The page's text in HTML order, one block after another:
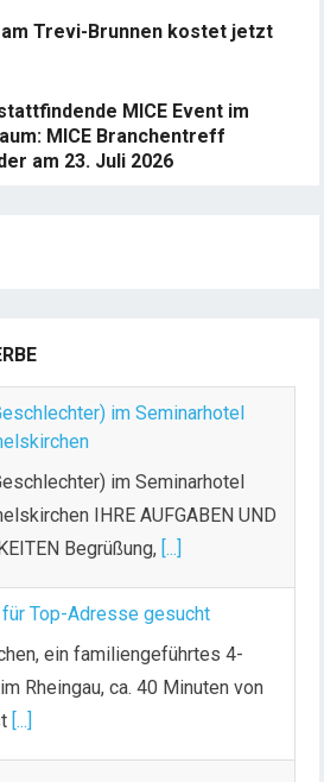
am Trevi-Brunnen kostet jetzt
MICE Event im
MICE Branchentreff
am 23. Juli 2026
im Seminarhotel
im Seminarhotel
IHRE AUFGABEN UND
Begrüßung, [...]
Top-Adresse gesucht
ein familiengeführtes 4-
Rheingau, ca. 40 Minuten von
[...]